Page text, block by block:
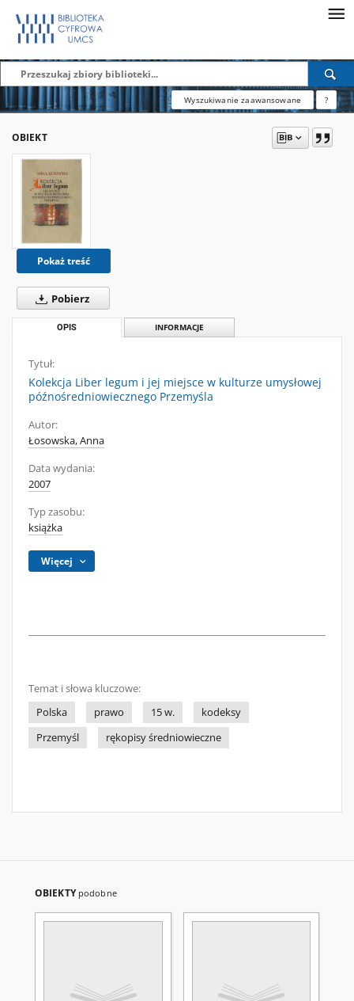
Wyszukiwanie zaawansowane ?
OBIEKT
Pokaż treść
Pobierz
OPIS INFORMACJE
Tytuł:
Kolekcja Liber legum i jej miejsce w kulturze umysłowej
późnośredniowiecznego Przemyśla
Autor:
Łosowska, Anna
Data wydania:
2007
Typ zasobu:
książka
Więcej
Temat i słowa kluczowe:
Polska
prawo 15 w.
kodeksy
Przemyśl
rękopisy średniowieczne
OBIEKTY podobne